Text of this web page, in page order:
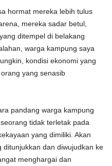
hormat mereka lebih tulus
mereka sadar betul,
ditempel di belakang
warga kampung saya
kondisi ekonomi yang
yang senasib
pandang warga kampung
tidak terletak pada
yang dimiliki. Akan
dan diwujudkan ke
menghargai dan